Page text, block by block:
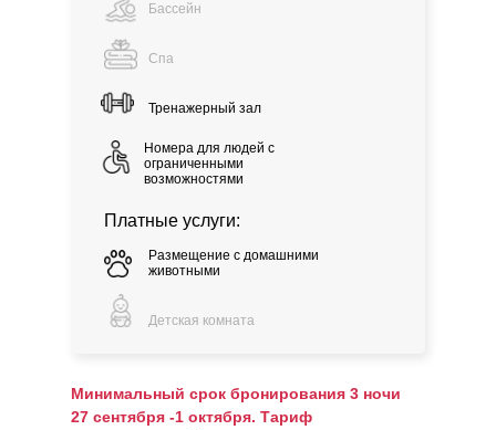
Бассейн
Спа
Тренажерный зал
Номера для людей с
ограниченными
возможностями
Платные услуги:
Размещение с домашними
животными
Детская комната
Минимальный срок бронирования 3 ночи
27 сентября -1 октября. Тариф